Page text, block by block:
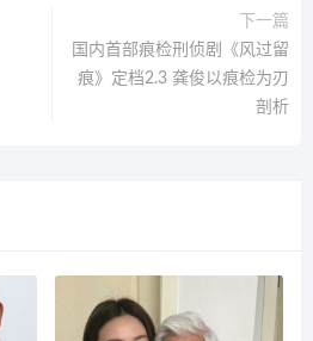
下一篇
国内首部痕检刑侦剧《风过留
痕》定档2.3 龚俊以痕检为刃
剖析